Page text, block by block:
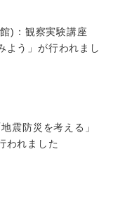
)：観察実験講座
よう」が行われまし
震防災を考える」
われました